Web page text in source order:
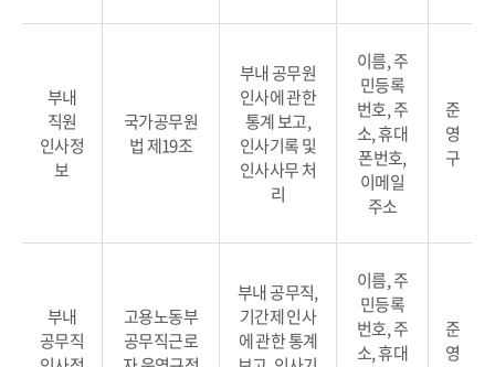
부내
직원
인사정
보
국가공무원
법 제19조
부내 공무원
인사에 관한
통계 보고,
인사기록 및
인사사무 처
리
이름, 주
민등록
번호, 주
소, 휴대
폰번호,
이메일
주소
준
영
구
부내
공무직
고용노동부
공무직근로
부내 공무직,
기간제 인사
에 관한 통계
이름, 주
민등록
번호, 주
소, 휴대
준
영